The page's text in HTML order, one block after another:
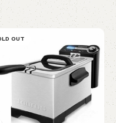
OUT